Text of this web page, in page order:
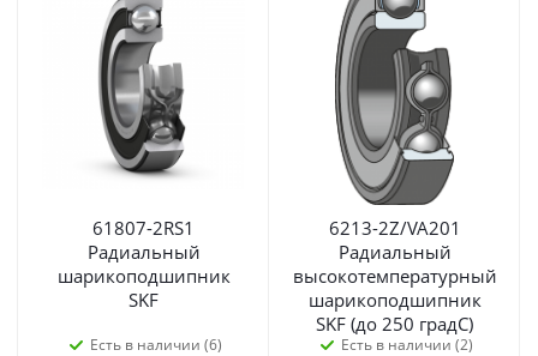
61807-2RS1
Радиальный
шарикоподшипник
SKF
Есть в наличии (6)
6213-2Z/VA201
Радиальный
высокотемпературный
шарикоподшипник
SKF (до 250 градС)
Есть в наличии (2)